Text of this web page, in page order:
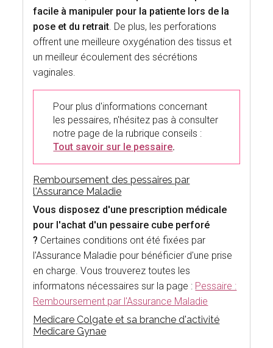
facile à manipuler pour la patiente lors de la
pose et du retrait. De plus, les perforations
offrent une meilleure oxygénation des tissus et
un meilleur écoulement des sécrétions
vaginales.
Pour plus d'informations concernant
les pessaires, n'hésitez pas à consulter
notre page de la rubrique conseils :
Tout savoir sur le pessaire.
Remboursement des pessaires par
l'Assurance Maladie
Vous disposez d'une prescription médicale
pour l'achat d'un pessaire cube perforé
? Certaines conditions ont été fixées par
l'Assurance Maladie pour bénéficier d'une prise
en charge. Vous trouverez toutes les
informatons nécessaires sur la page : Pessaire :
Remboursement par l'Assurance Maladie
Medicare Colgate et sa branche d'activité
Medicare Gynae